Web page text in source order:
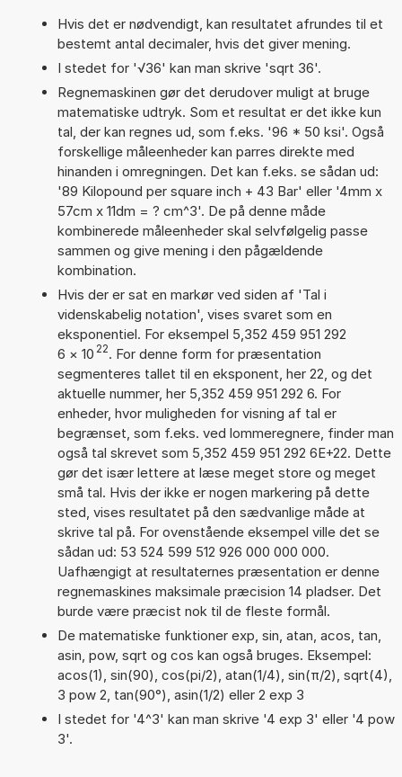
Hvis det er nødvendigt, kan resultatet afrundes til et
bestemt antal decimaler, hvis det giver mening.
I stedet for '√36' kan man skrive 'sqrt 36'.
Regnemaskinen gør det derudover muligt at bruge
matematiske udtryk. Som et resultat er det ikke kun
tal, der kan regnes ud, som f.eks. '96 * 50 ksi'. Også
forskellige måleenheder kan parres direkte med
hinanden i omregningen. Det kan f.eks. se sådan ud:
'89 Kilopound per square inch + 43 Bar' eller '4mm x
57cm x 11dm = ? cm^3'. De på denne måde
kombinerede måleenheder skal selvfølgelig passe
sammen og give mening i den pågældende
kombination.
Hvis der er sat en markør ved siden af 'Tal i
videnskabelig notation', vises svaret som en
eksponentiel. For eksempel 5,352 459 951 292
6 × 10 22. For denne form for præsentation
segmenteres tallet til en eksponent, her 22, og det
aktuelle nummer, her 5,352 459 951 292 6. For
enheder, hvor muligheden for visning af tal er
begrænset, som f.eks. ved lommeregnere, finder man
også tal skrevet som 5,352 459 951 292 6E+22. Dette
gør det især lettere at læse meget store og meget
små tal. Hvis der ikke er nogen markering på dette
sted, vises resultatet på den sædvanlige måde at
skrive tal på. For ovenstående eksempel ville det se
sådan ud: 53 524 599 512 926 000 000 000.
Uafhængigt at resultaternes præsentation er denne
regnemaskines maksimale præcision 14 pladser. Det
burde være præcist nok til de fleste formål.
De matematiske funktioner exp, sin, atan, acos, tan,
asin, pow, sqrt og cos kan også bruges. Eksempel:
acos(1), sin(90), cos(pi/2), atan(1/4), sin(π/2), sqrt(4),
3 pow 2, tan(90°), asin(1/2) eller 2 exp 3
I stedet for '4^3' kan man skrive '4 exp 3' eller '4 pow
3'.